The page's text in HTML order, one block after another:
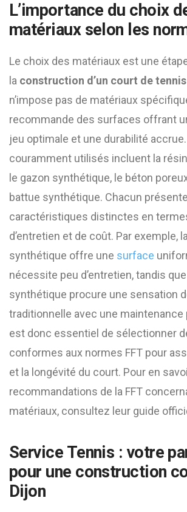
L’importance du choix
matériaux selon les
Le choix des matériaux est une
la construction d’un court de
n’impose pas de matériaux
recommande des surfaces offrant
jeu optimale et une durabilité
couramment utilisés incluent la
le gazon synthétique, le béton
battue synthétique. Chacun
caractéristiques distinctes en
d’entretien et de coût. Par exemple,
synthétique offre une surface
nécessite peu d’entretien, tandis
synthétique procure une sensation
traditionnelle avec une maintenance
est donc essentiel de sélectionner
conformes aux normes FFT pour
et la longévité du court. Pour en
recommandations de la FFT
matériaux, consultez leur guide
Service Tennis : votre
pour une construction
Dijon